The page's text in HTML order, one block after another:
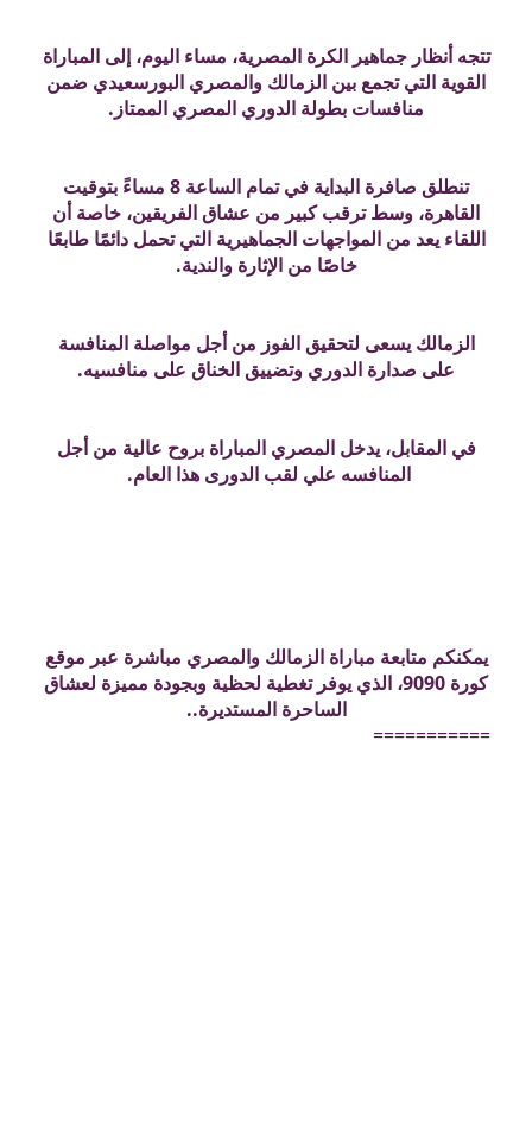
تتجه أنظار جماهير الكرة المصرية، مساء اليوم، إلى المباراة
القوية التي تجمع بين الزمالك والمصري البورسعيدي ضمن
منافسات بطولة الدوري المصري الممتاز.
تنطلق صافرة البداية في تمام الساعة 8 مساءً بتوقيت
القاهرة، وسط ترقب كبير من عشاق الفريقين، خاصة أن
اللقاء يعد من المواجهات الجماهيرية التي تحمل دائمًا طابعًا
خاصًا من الإثارة والندية.
الزمالك يسعى لتحقيق الفوز من أجل مواصلة المنافسة
على صدارة الدوري وتضييق الخناق على منافسيه.
في المقابل، يدخل المصري المباراة بروح عالية من أجل
المنافسه علي لقب الدورى هذا العام.
يمكنكم متابعة مباراة الزمالك والمصري مباشرة عبر موقع
كورة 9090، الذي يوفر تغطية لحظية وبجودة مميزة لعشاق
الساحرة المستديرة..
===========